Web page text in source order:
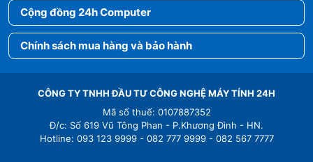
Cộng đồng 24h Computer
Chính sách mua hàng và bảo hành
CÔNG TY TNHH ĐẦU TƯ CÔNG NGHỆ MÁY TÍNH 24H
Mã số thuế: 0107887352
Đ/c: Số 619 Vũ Tông Phan - P.Khương Đình - HN.
Hotline: 093 123 9999 - 082 777 9999 - 082 567 7777